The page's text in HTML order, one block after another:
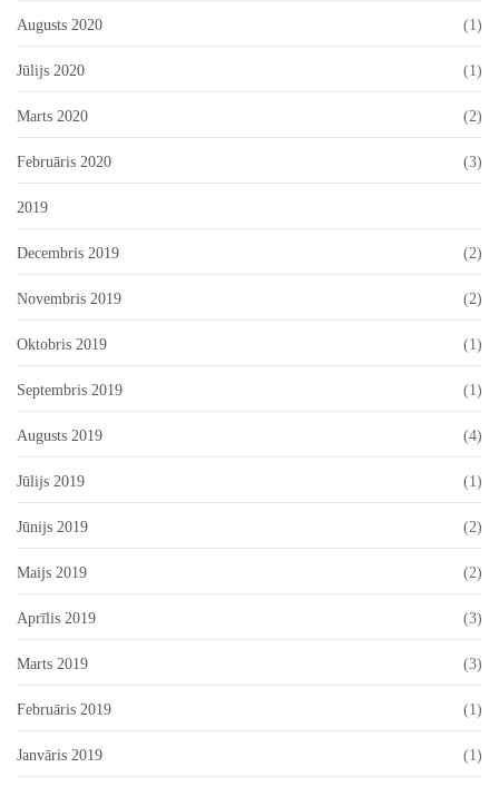
Augusts 2020 (1)
Jūlijs 2020 (1)
Marts 2020 (2)
Februāris 2020 (3)
2019
Decembris 2019 (2)
Novembris 2019 (2)
Oktobris 2019 (1)
Septembris 2019 (1)
Augusts 2019 (4)
Jūlijs 2019 (1)
Jūnijs 2019 (2)
Maijs 2019 (2)
Aprīlis 2019 (3)
Marts 2019 (3)
Februāris 2019 (1)
Janvāris 2019 (1)